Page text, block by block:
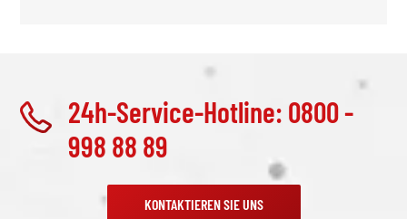
24h-Service-Hotline: 0800 -
998 88 89
KONTAKTIEREN SIE UNS